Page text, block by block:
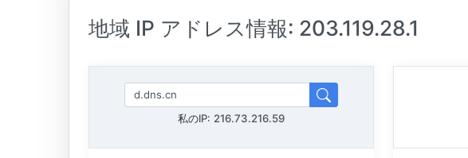
地域 IP アドレス情報: 203.119.28.1
私のIP: 216.73.216.59